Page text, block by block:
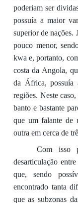
poderiam ser
possuía a maior
superior de nações.
pouco menor,
kwa e, portanto,
costa da Angola,
da África, possuía
regiões. Neste
banto e bastante
que um falante de
outra em cerca de
Com isso
desarticulação
que, sendo
encontrado tanta
que as subzonas